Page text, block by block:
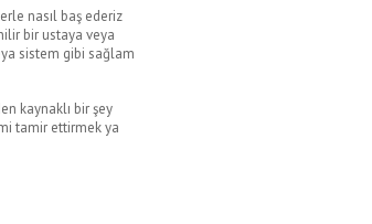
nasıl baş ederiz
bir ustaya veya
sistem gibi sağlam
kaynaklı bir şey
tamir ettirmek ya